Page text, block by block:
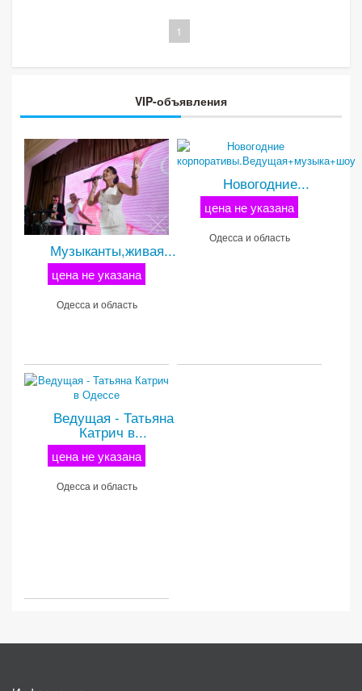
1
VIP-объявления
Музыканты,живая...
цена не указана
Одесса и область
Новогодние...
цена не указана
Одесса и область
Ведущая - Татьяна
Катрич в...
цена не указана
Одесса и область